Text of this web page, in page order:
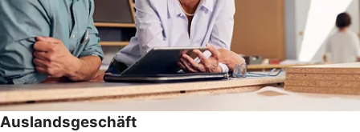
Auslandsgeschäft